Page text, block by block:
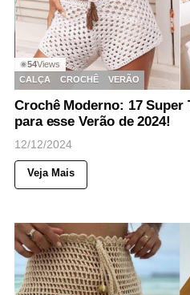
◉54Views
CALÇA
CROCHÊ VERÃO
Crochê Moderno: 17 Super
para esse Verão de 2024!
12/12/2024
Veja Mais